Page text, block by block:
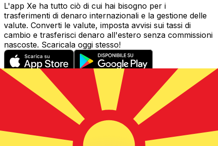
L'app Xe ha tutto ciò di cui hai bisogno per i
trasferimenti di denaro internazionali e la gestione delle
valute. Converti le valute, imposta avvisi sui tassi di
cambio e trasferisci denaro all'estero senza commissioni
nascoste. Scaricala oggi stesso!